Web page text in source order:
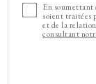
En
soient traitées
et de la
consultant